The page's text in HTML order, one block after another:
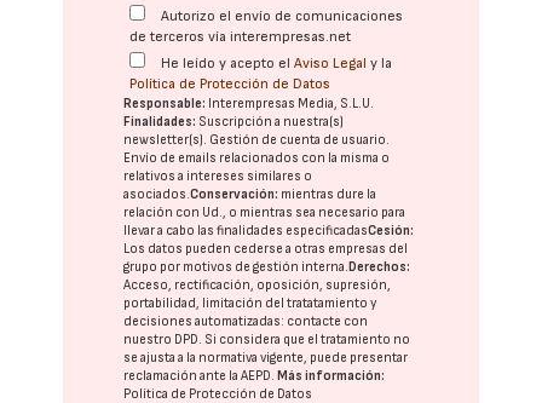
Autorizo el envío de comunicaciones
de terceros vía interempresas.net
He leído y acepto elAviso Legal y la
Política de Protección de Datos
Responsable: Interempresas Media, S.L.U.
Finalidades: Suscripción a nuestra(s)
newsletter(s). Gestión de cuenta de usuario.
Envío de emails relacionados con la misma o
relativos a intereses similares o
asociados.Conservación: mientras dure la
relación con Ud., o mientras sea necesario para
llevar a cabo las finalidades especificadasCesión:
Los datos pueden cederse a otras empresas del
grupo por motivos de gestión interna.Derechos:
Acceso, rectificación, oposición, supresión,
portabilidad, limitación del tratatamiento y
decisiones automatizadas: contacte con
nuestro DPD. Si considera que el tratamiento no
se ajusta a la normativa vigente, puede presentar
reclamación ante laAEPD.Más información:
Política de Protección de Datos